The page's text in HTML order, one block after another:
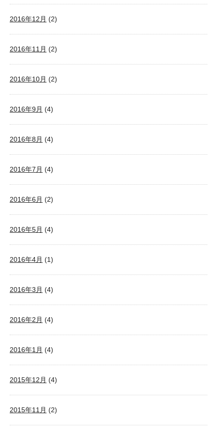
2016年12月 (2)
2016年11月 (2)
2016年10月 (2)
2016年9月 (4)
2016年8月 (4)
2016年7月 (4)
2016年6月 (2)
2016年5月 (4)
2016年4月 (1)
2016年3月 (4)
2016年2月 (4)
2016年1月 (4)
2015年12月 (4)
2015年11月 (2)